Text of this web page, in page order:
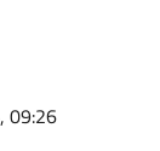
09:26